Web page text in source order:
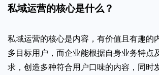
私域运营的核心是什么？
私域运营的核心是内容，有价值且有趣的
多目标用户，而企业能根据自身业务特点
求，创造多种符合用户口味的内容，同时